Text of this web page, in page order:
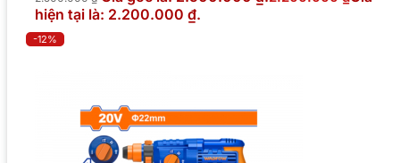
hiện tại là: 2.200.000 ₫.
-12%